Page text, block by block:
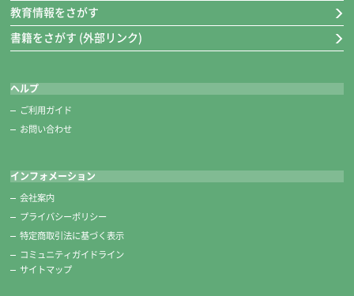
教育情報をさがす
書籍をさがす (外部リンク)
ヘルプ
ご利用ガイド
お問い合わせ
インフォメーション
会社案内
プライバシーポリシー
特定商取引法に基づく表示
コミュニティガイドライン
サイトマップ